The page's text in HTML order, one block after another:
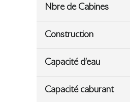
Nbre de Cabines
Construction
Capacité d’eau
Capacité caburant